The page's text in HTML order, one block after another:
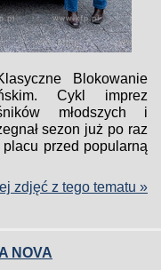
Blokowanie
Cykl imprez
młodszych i
sezon już po raz
przed popularną
zdjęć z tego tematu »
NOVA